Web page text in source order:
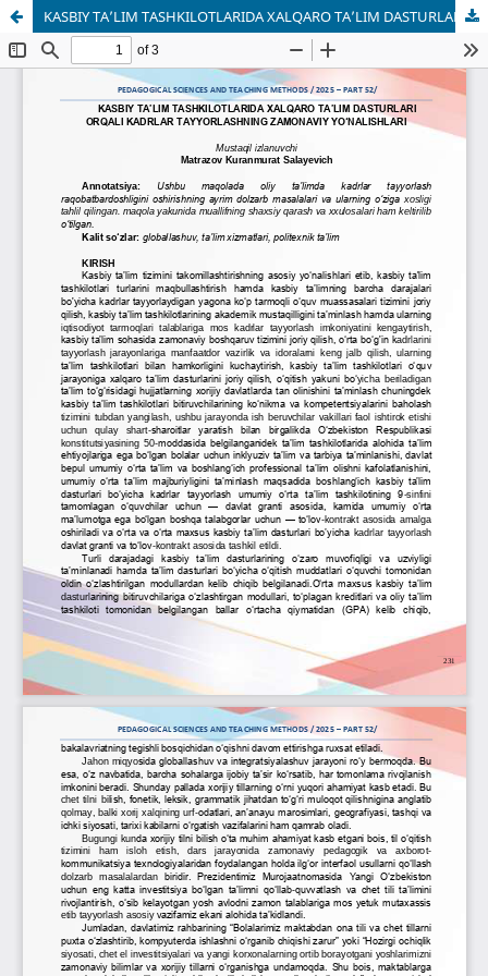
KASBIY TA’LIM TASHKILOTLARIDA XALQARO TA’LIM DASTURLARI ORQALI KADRLAR TAYYORLASHNING ZAMONAVIY YO‘NALISHLARI